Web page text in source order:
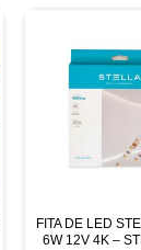
FITA DE LED
6W 12V 4K –